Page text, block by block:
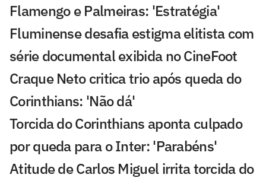
Flamengo e Palmeiras: 'Estratégia'
Fluminense desafia estigma elitista com
série documental exibida no CineFoot
Craque Neto critica trio após queda do
Corinthians: 'Não dá'
Torcida do Corinthians aponta culpado
por queda para o Inter: 'Parabéns'
Atitude de Carlos Miguel irrita torcida do